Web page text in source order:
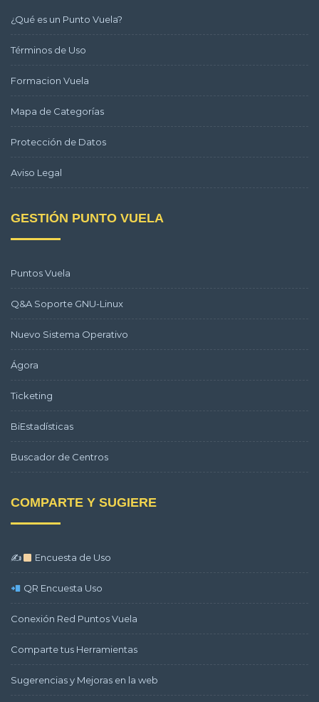
¿Qué es un Punto Vuela?
Términos de Uso
Formacion Vuela
Mapa de Categorías
Protección de Datos
Aviso Legal
GESTIÓN PUNTO VUELA
Puntos Vuela
Q&A Soporte GNU-Linux
Nuevo Sistema Operativo
Ágora
Ticketing
BiEstadísticas
Buscador de Centros
COMPARTE Y SUGIERE
✍ Encuesta de Uso
QR Encuesta Uso
Conexión Red Puntos Vuela
Comparte tus Herramientas
Sugerencias y Mejoras en la web